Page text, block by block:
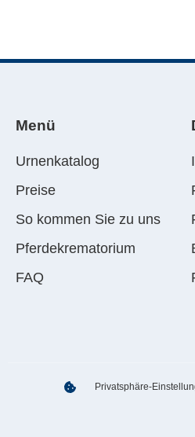
Menü
Urnenkatalog
Preise
So kommen Sie zu uns
Pferdekrematorium
FAQ
Privatsphäre-